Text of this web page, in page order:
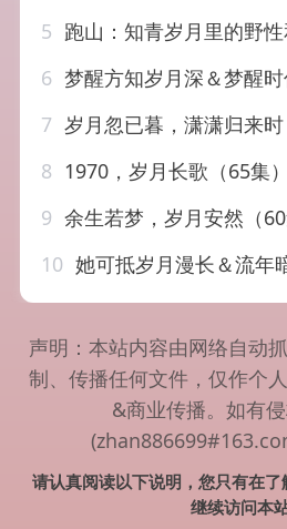
5 跑山：知青岁月里的野性和激情
6 梦醒方知岁月深＆梦醒时你在我身
7 岁月忽已暮，潇潇归来时（
8 1970，岁月长歌（65集
9 余生若梦，岁月安然（
10 她可抵岁月漫长＆流年暗换故人
声明：本站内容由网络自动
制、传播任何文件，仅作个
&商业传播。如有
请认真阅读以下说明，您只有在
继续访问本站